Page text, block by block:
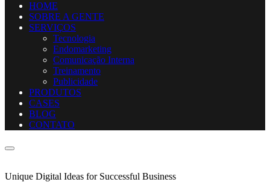
HOME
SOBRE A GENTE
SERVIÇOS
Tecnologia
Endomarketing
Comunicação Interna
Treinamento
Publicidade
PRODUTOS
CASES
BLOG
CONTATO
Unique Digital Ideas for Successful Business